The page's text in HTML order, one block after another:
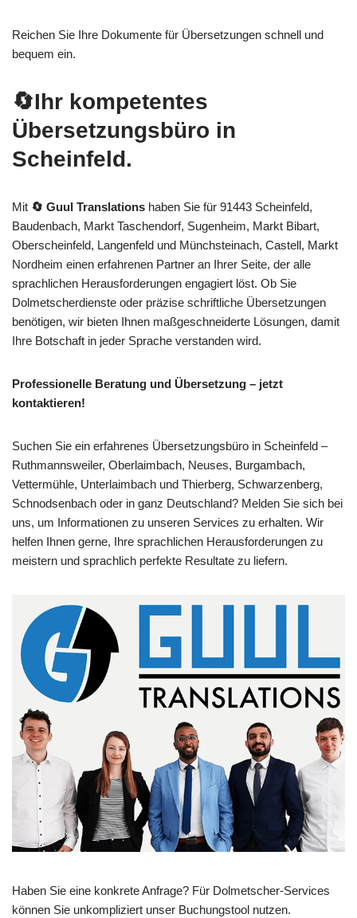
Reichen Sie Ihre Dokumente für Übersetzungen schnell und
bequem ein.
🔄Ihr kompetentes
Übersetzungsbüro in
Scheinfeld.
Mit 🔄 Guul Translations haben Sie für 91443 Scheinfeld,
Baudenbach, Markt Taschendorf, Sugenheim, Markt Bibart,
Oberscheinfeld, Langenfeld und Münchsteinach, Castell, Markt
Nordheim einen erfahrenen Partner an Ihrer Seite, der alle
sprachlichen Herausforderungen engagiert löst. Ob Sie
Dolmetscherdienste oder präzise schriftliche Übersetzungen
benötigen, wir bieten Ihnen maßgeschneiderte Lösungen, damit
Ihre Botschaft in jeder Sprache verstanden wird.
Professionelle Beratung und Übersetzung – jetzt
kontaktieren!
Suchen Sie ein erfahrenes Übersetzungsbüro in Scheinfeld –
Ruthmannsweiler, Oberlaimbach, Neuses, Burgambach,
Vettermühle, Unterlaimbach und Thierberg, Schwarzenberg,
Schnodsenbach oder in ganz Deutschland? Melden Sie sich bei
uns, um Informationen zu unseren Services zu erhalten. Wir
helfen Ihnen gerne, Ihre sprachlichen Herausforderungen zu
meistern und sprachlich perfekte Resultate zu liefern.
Haben Sie eine konkrete Anfrage? Für Dolmetscher-Services
können Sie unkompliziert unser Buchungstool nutzen.